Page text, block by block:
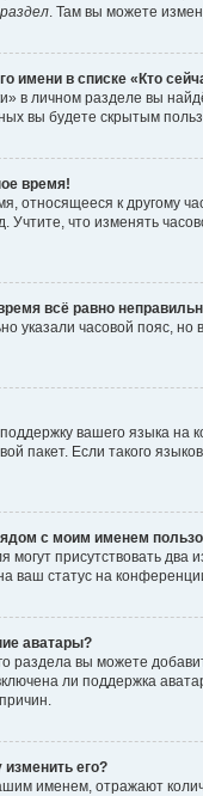
. Там вы можете
имени в списке «Кто
в личном разделе вы
вы будете скрытым
время!
относящееся к другому
Учтите, что изменять
всё равно
указали часовой пояс,
вашего языка
пакет. Если такого
с моим именем
могут присутствовать
ваш статус на
аватары?
раздела вы можете
ли поддержка
изменить его?
именем, отражают